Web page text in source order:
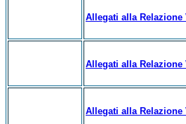
Allegati alla
Allegati alla
Allegati alla